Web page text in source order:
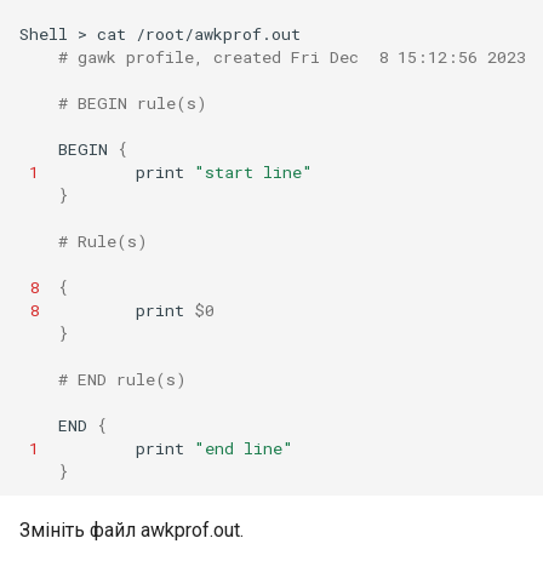
Shell > cat
# gawk profile, created Fri Dec  8 15:12:56 2023
# BEGIN rule(s)
BEGIN
{
1
print
"start line"
}
# Rule(s)
8
{
8
print $0
}
# END rule(s)
END
{
1
print
"end line"
}
Змініть файл awkprof.out.